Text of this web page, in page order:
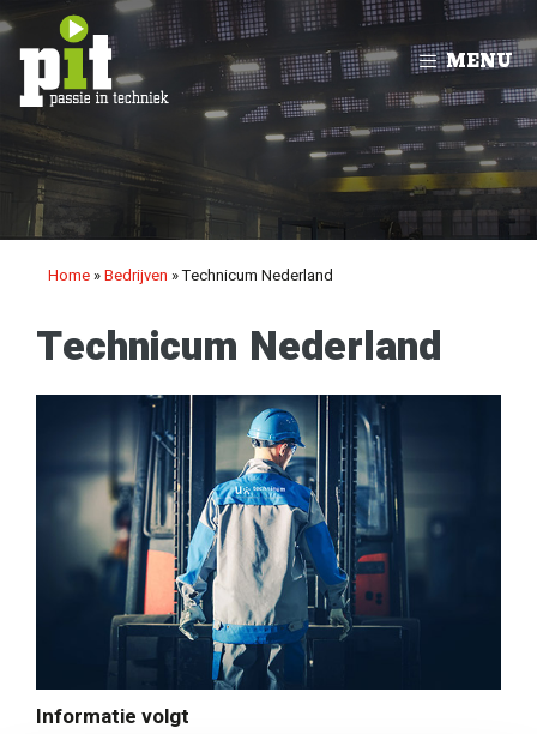
Ga
naar
inhoud
MENU
Home»Bedrijven »Technicum Nederland
Technicum Nederland
Informatie volgt